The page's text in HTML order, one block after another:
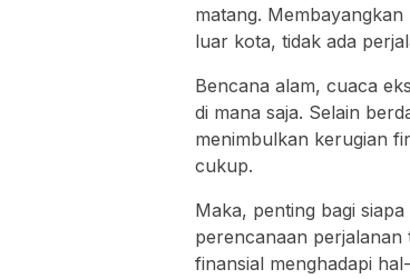
matang.
luar kota, tidak ada
Bencana alam, cuaca
di mana saja. Selain
menimbulkan kerugian
cukup.
Maka, penting bagi
perencanaan perjalanan
finansial menghadapi